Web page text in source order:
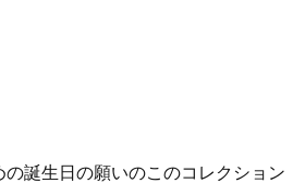
誕生日の願いのこのコレクション